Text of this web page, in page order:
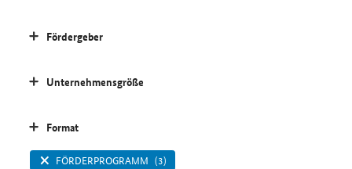
Fördergeber
Unternehmensgröße
Format
FÖRDERPROGRAMM (3)